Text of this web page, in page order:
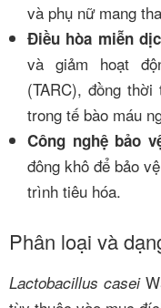
và phụ nữ mang
Điều hòa miễn
và giảm hoạt
(TARC), đồng
trong tế bào máu
Công nghệ bảo
đông khô để bảo
trình tiêu hóa.
Phân loại và
Lactobacillus casei